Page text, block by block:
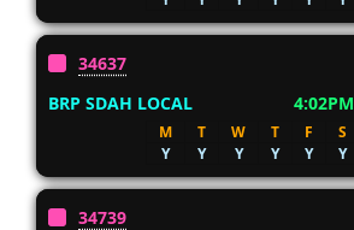
34637
BRP SDAH LOCAL
4:02PM
M T W T F S
Y
Y Y Y Y Y
34739